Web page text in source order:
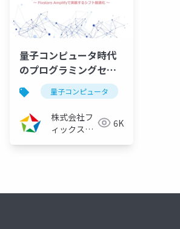
量子コンピュータ時代
のプログラミングセミ
ナー ～Fixstars
Amplifyで実装するシ
フト最適化～
（2023/08/10）
量子コンピュータ
株式会社フ
ィックスタ
6K